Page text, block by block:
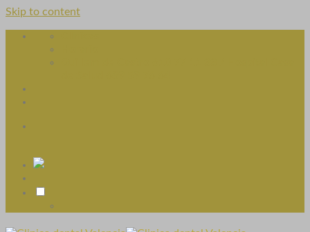
Skip to content